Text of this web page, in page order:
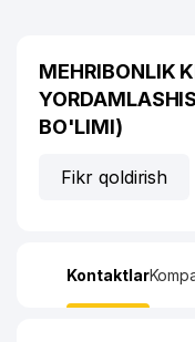
MEHRIBONLIK
BO'LIMI)
Fikr qoldirish
Kontaktlar